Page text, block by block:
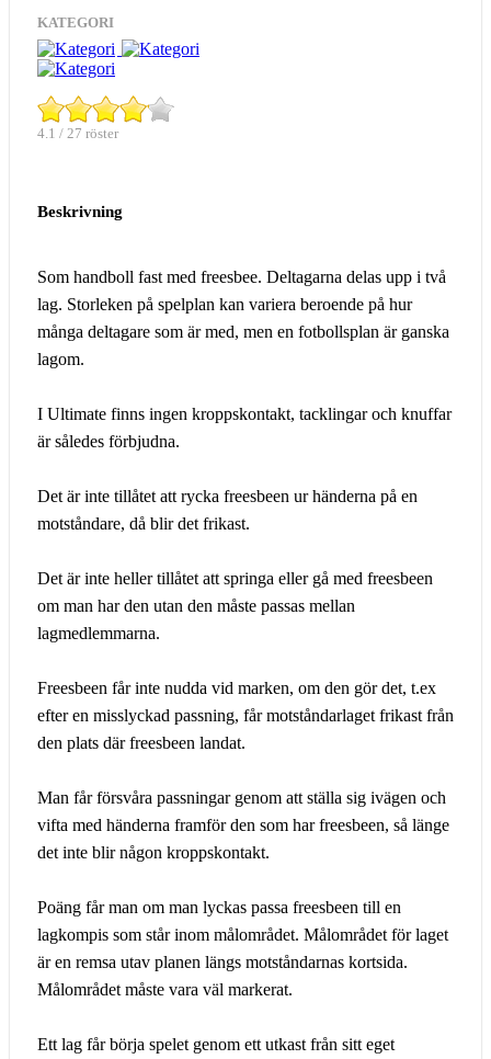
KATEGORI
4.1 / 27 röster
Beskrivning
Som handboll fast med freesbee. Deltagarna delas upp i två
lag. Storleken på spelplan kan variera beroende på hur
många deltagare som är med, men en fotbollsplan är ganska
lagom.
I Ultimate finns ingen kroppskontakt, tacklingar och knuffar
är således förbjudna.
Det är inte tillåtet att rycka freesbeen ur händerna på en
motståndare, då blir det frikast.
Det är inte heller tillåtet att springa eller gå med freesbeen
om man har den utan den måste passas mellan
lagmedlemmarna.
Freesbeen får inte nudda vid marken, om den gör det, t.ex
efter en misslyckad passning, får motståndarlaget frikast från
den plats där freesbeen landat.
Man får försvåra passningar genom att ställa sig ivägen och
vifta med händerna framför den som har freesbeen, så länge
det inte blir någon kroppskontakt.
Poäng får man om man lyckas passa freesbeen till en
lagkompis som står inom målområdet. Målområdet för laget
är en remsa utav planen längs motståndarnas kortsida.
Målområdet måste vara väl markerat.
Ett lag får börja spelet genom ett utkast från sitt eget